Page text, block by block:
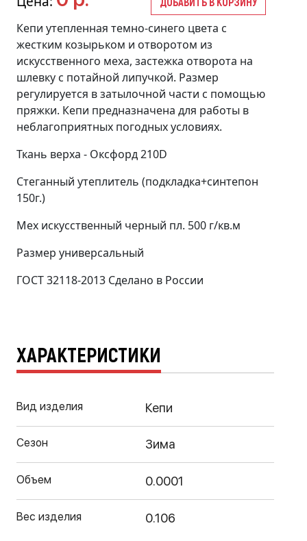
Кепи утепленная темно-синего цвета с
жестким козырьком и отворотом из
искусственного меха, застежка отворота на
шлевку с потайной липучкой. Размер
регулируется в затылочной части с помощью
пряжки. Кепи предназначена для работы в
неблагоприятных погодных условиях.
Ткань верха - Оксфорд 210D
Стеганный утеплитель (подкладка+синтепон
150г.)
Мех искусственный черный пл. 500 г/кв.м
Размер универсальный
ГОСТ 32118-2013 Сделано в России
ХАРАКТЕРИСТИКИ
Вид изделия Кепи
Сезон Зима
Объем 0.0001
Вес изделия 0.106